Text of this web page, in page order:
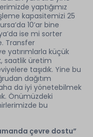
yaptığımız
kapasitemizi 25
10’ar bine
ise mi sorter
Transfer
yatırımlarla küçük
saatlik üretim
taşıdık. Yine bu
dağıtım
da iyi yönetebilmek
Önümüzdeki
bu
çevre dostu”